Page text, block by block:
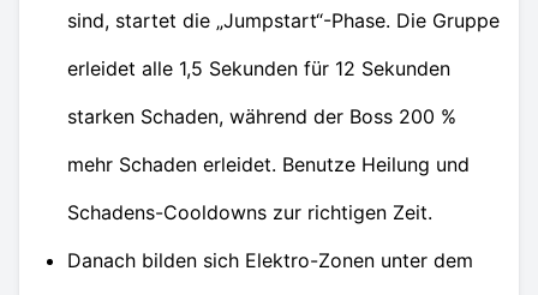
sind, startet die „Jumpstart“-Phase. Die Gruppe
erleidet alle 1,5 Sekunden für 12 Sekunden
starken Schaden, während der Boss 200 %
mehr Schaden erleidet. Benutze Heilung und
Schadens-Cooldowns zur richtigen Zeit.
Danach bilden sich Elektro-Zonen unter dem